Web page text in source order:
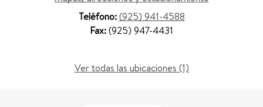
Teléfono:(925) 941-4588
Fax:(925) 947-4431
Ver todas las ubicaciones (1)